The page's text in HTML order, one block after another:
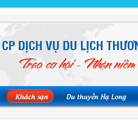
Khách sạn Du thuyền Hạ Long